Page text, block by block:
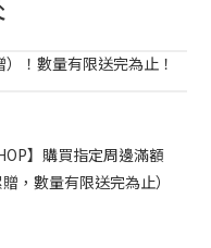
！數量有限送完為止！
】購買指定周邊滿額
，數量有限送完為止）